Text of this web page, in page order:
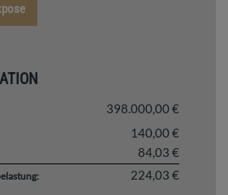
398.000,00 €
140,00 €
84,03 €
224,03 €